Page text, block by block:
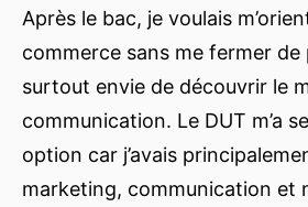
Après le bac, je voulais
commerce sans me fermer de
surtout envie de découvrir le
communication. Le DUT m’a
option car j’avais
marketing, communication et